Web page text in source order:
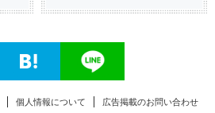
個人情報について 広告掲載のお問い合わせ